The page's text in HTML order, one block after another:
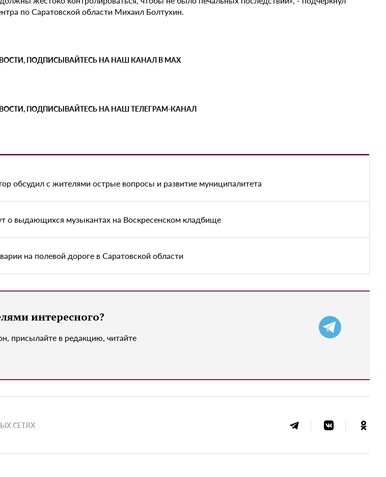
по Саратовской области Михаил Болтухин.
ПОДПИСЫВАЙТЕСЬ НА НАШ КАНАЛ В MAX
ПОДПИСЫВАЙТЕСЬ НА НАШ ТЕЛЕГРАМ-КАНАЛ
обсудил с жителями острые вопросы и развитие муниципалитета
о выдающихся музыкантах на Воскресенском кладбище
на полевой дороге в Саратовской области
интересного?
присылайте в редакцию, читайте
СЕТЯХ